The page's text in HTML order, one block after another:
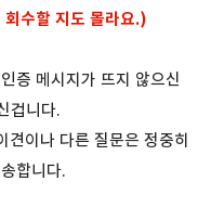
수할 지도 몰라요.)
증 메시지가 뜨지 않으신
겁니다.
견이나 다른 질문은 정중히
합니다.